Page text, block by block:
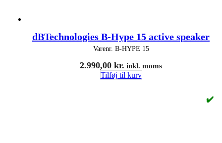
dBTechnologies B-Hype 15 active speaker
Varenr. B-HYPE 15
2.990,00 kr. inkl. moms
Tilføj til kurv
✔️